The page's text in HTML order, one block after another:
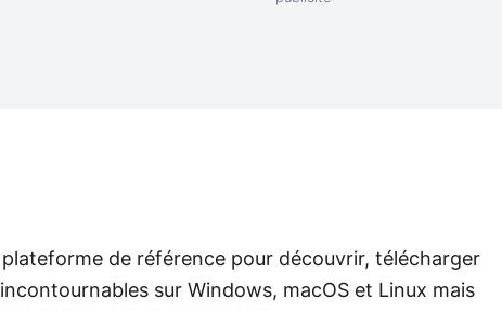
de référence pour découvrir, télécharger
sur Windows, macOS et Linux mais